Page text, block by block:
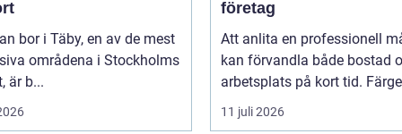
bor i Täby, en av de mest
områdena i Stockholms
är b...
företag
Att anlita en professionell
kan förvandla både bostad
arbetsplats på kort tid.
11 juli 2026